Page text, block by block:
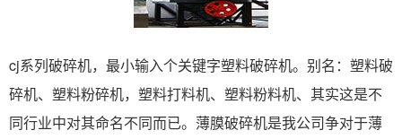
cj系列破碎机，最小输入个关键字塑料破碎机。别名：塑料破
碎机、塑料粉碎机，塑料打料机、塑料粉料机、其实这是不
同行业中对其命名不同而已。薄膜破碎机是我公司争对于薄